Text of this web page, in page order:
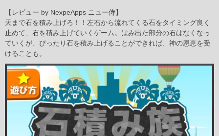
【レビュー by NexpeApps ニュー侍】
天まで石を積み上げろ！！左右から流れてくる石をタイミング良く
止めて、石を積み上げていくゲーム。はみ出た部分の石はなくなっ
ていくが、ぴったり石を積み上げることができれば、神の恩恵を受
けることも。